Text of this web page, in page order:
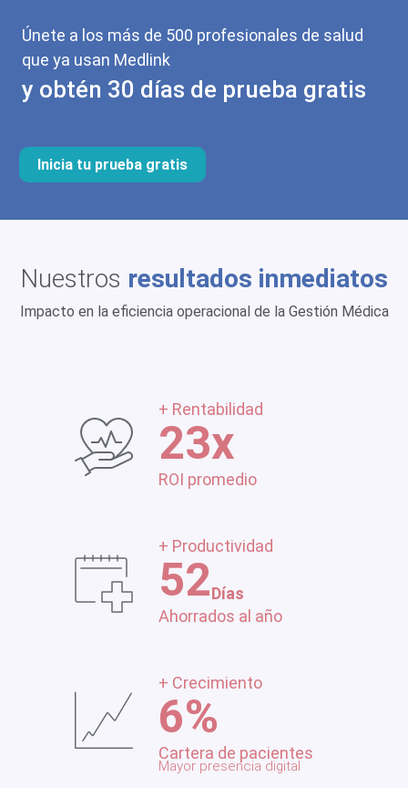
Únete a los más de 500 profesionales de salud
que ya usan Medlink
y obtén 30 días de prueba gratis
Inicia tu prueba gratis
Nuestros resultados inmediatos
Impacto en la eficiencia operacional de la Gestión Médica
+ Rentabilidad
23x
ROI promedio
+ Productividad
52Días
Ahorrados al año
+ Crecimiento
6%
Cartera de pacientes
Mayor presencia digital